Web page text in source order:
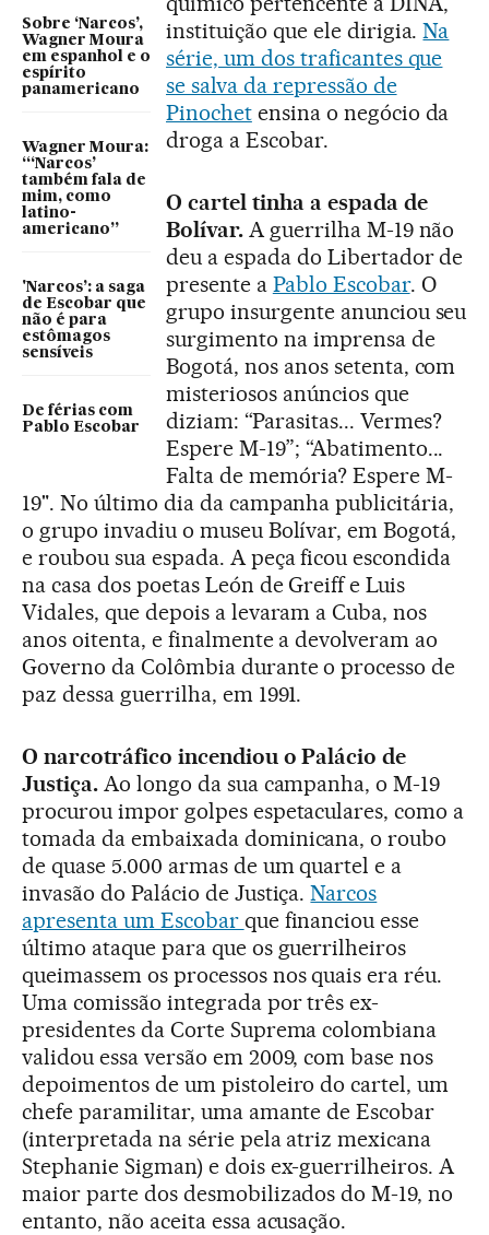
Sobre ‘Narcos’,
Wagner Moura
em espanhol e o
espírito
panamericano
Wagner Moura:
“‘Narcos’
também fala de
mim, como
latino-
americano”
'Narcos’: a saga
de Escobar que
não é para
estômagos
sensíveis
De férias com
Pablo Escobar
instituição que ele dirigia.Na
série, um dos traficantes que
se salva da repressão de
Pinochetensina o negócio da
droga a Escobar.
O cartel tinha a espada de
Bolívar.A guerrilha M-19 não
deu a espada do Libertador de
presente a Pablo Escobar. O
grupo insurgente anunciou seu
surgimento na imprensa de
Bogotá, nos anos setenta, com
misteriosos anúncios que
diziam: “Parasitas... Vermes?
Espere M-19”; “Abatimento...
Falta de memória? Espere M-
19". No último dia da campanha publicitária,
o grupo invadiu o museu Bolívar, em Bogotá,
e roubou sua espada. A peça ficou escondida
na casa dos poetas León de Greiff e Luis
Vidales, que depois a levaram a Cuba, nos
anos oitenta, e finalmente a devolveram ao
Governo da Colômbia durante o processo de
paz dessa guerrilha, em 1991.
O narcotráfico incendiou o Palácio de
Justiça.Ao longo da sua campanha, o M-19
procurou impor golpes espetaculares, como a
tomada da embaixada dominicana, o roubo
de quase 5.000 armas de um quartel e a
invasão do Palácio de Justiça.Narcos
apresenta um Escobar que financiou esse
último ataque para que os guerrilheiros
queimassem os processos nos quais era réu.
Uma comissão integrada por três ex-
presidentes da Corte Suprema colombiana
validou essa versão em 2009, com base nos
depoimentos de um pistoleiro do cartel, um
chefe paramilitar, uma amante de Escobar
(interpretada na série pela atriz mexicana
Stephanie Sigman) e dois ex-guerrilheiros. A
maior parte dos desmobilizados do M-19, no
entanto, não aceita essa acusação.